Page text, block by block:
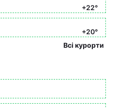
+22°
+20°
Всі курорти